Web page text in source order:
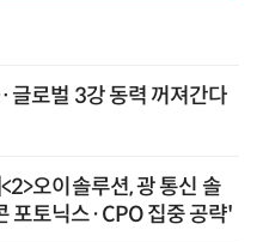
로벌 3강 동력 꺼져간다
오이솔루션, 광 통신 솔
토닉스·CPO 집중 공략'